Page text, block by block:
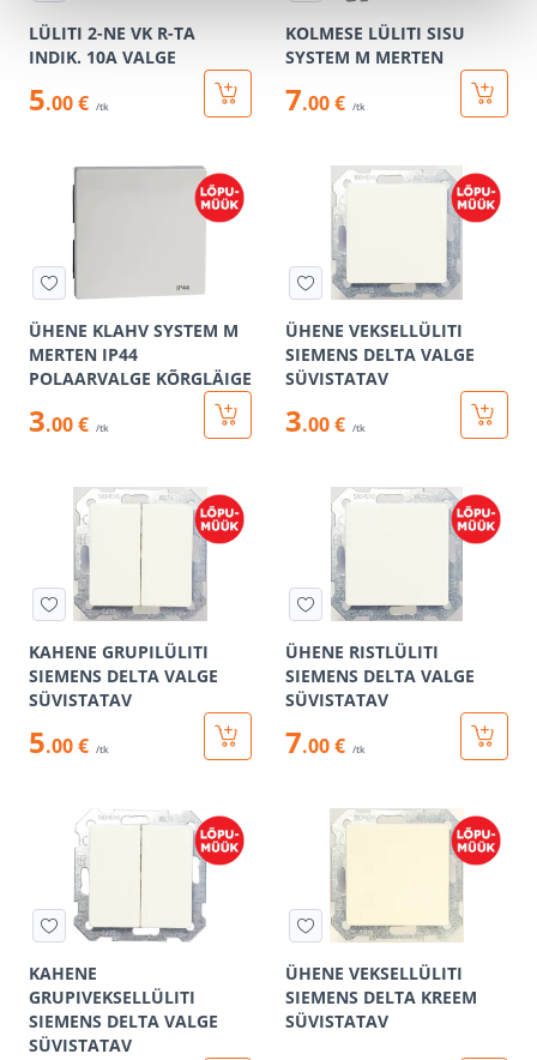
LÜLITI 2-NE VK R-TA
INDIK. 10A VALGE
5.00 € /tk
KOLMESE LÜLITI SISU
SYSTEM M MERTEN
7.00 € /tk
ÜHENE KLAHV SYSTEM M
MERTEN IP44
POLAARVALGE KÕRGLÄIGE
3.00 € /tk
ÜHENE VEKSELLÜLITI
SIEMENS DELTA VALGE
SÜVISTATAV
3.00 € /tk
KAHENE GRUPILÜLITI
SIEMENS DELTA VALGE
SÜVISTATAV
5.00 € /tk
ÜHENE RISTLÜLITI
SIEMENS DELTA VALGE
SÜVISTATAV
7.00 € /tk
KAHENE
GRUPIVEKSELLÜLITI
SIEMENS DELTA VALGE
SÜVISTATAV
ÜHENE VEKSELLÜLITI
SIEMENS DELTA KREEM
SÜVISTATAV